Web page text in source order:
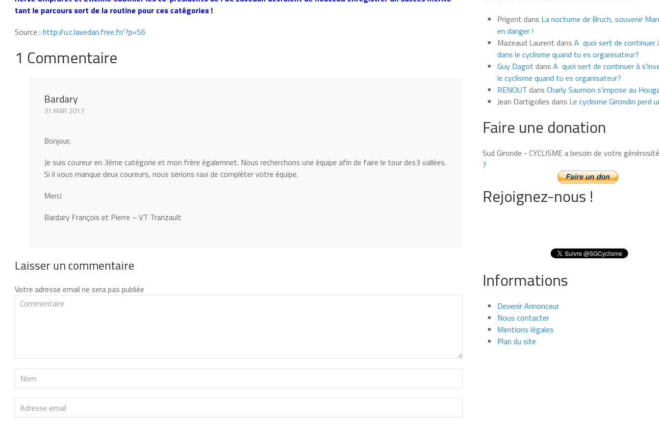
tant le parcours sort de la routine pour ces catégories !
Source : http://u.c.lavedan.free.fr/?p=56
1 Commentaire
Bardary
31 MAR 2017
Bonjour,
Je suis coureur en 3ème catégorie et mon frère égalemnet. Nous recherchons une équipe afin de faire le tour des3 vallées.
Si il vous manque deux coureurs, nous serions ravi de compléter votre équipe.
Merci
Bardary François et Pierre – VT Tranzault
Laisser un commentaire
Votre adresse email ne sera pas publiée
moisPrigent dans La nocturne de Bruch, souvenir
en danger !
Mazeaud Laurent dans A quoi sert de continuer
dans le cyclisme quand tu es organisateur?
Guy Dagot dans A quoi sert de continuer à
le cyclisme quand tu es organisateur?
RENOUT dans Charly Saumon s’impose au
Jean Dartigolles dans Le cyclisme Girondin perd
Faire une donation
Sud Gironde - CYCLISME a besoin de votre
?
Rejoignez-nous !
Informations
Devenir Annonceur
Nous contacter
Mentions légales
Plan du site